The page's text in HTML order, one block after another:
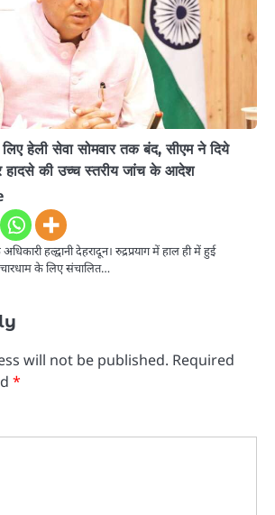
हेली सेवा सोमवार तक बंद, सीएम ने दिये
हादसे की उच्च स्तरीय जांच के आदेश
हल्द्वानी देहरादून। रुद्रप्रयाग में हाल ही में हुई
चारधाम के लिए संचालित…
will not be published. Required
*